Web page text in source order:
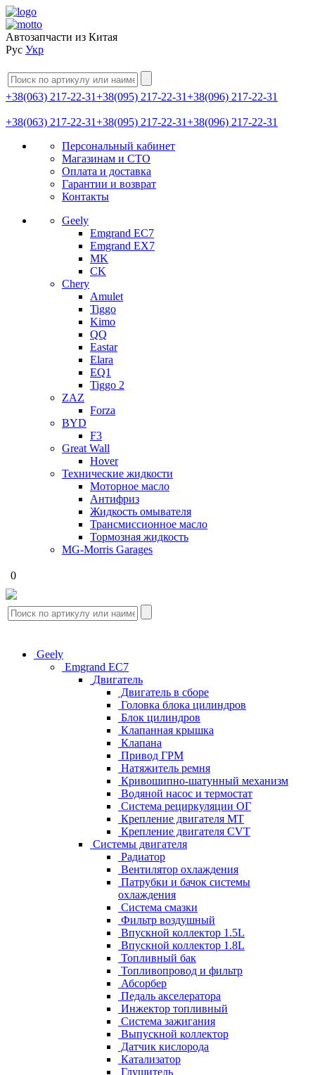
Автозапчасти из Китая
Рус Укр
+38(063) 217-22-31+38(095) 217-22-31+38(096) 217-22-31
+38(063) 217-22-31+38(095) 217-22-31+38(096) 217-22-31
Персональный кабинет
Магазинам и СТО
Оплата и доставка
Гарантии и возврат
Контакты
Geely
Emgrand EC7
Emgrand EX7
MK
CK
Chery
Amulet
Tiggo
Kimo
QQ
Eastar
Elara
EQ1
Tiggo 2
ZAZ
Forza
BYD
F3
Great Wall
Hover
Технические жидкости
Моторное масло
Антифриз
Жидкость омывателя
Трансмиссионное масло
Тормозная жидкость
MG-Morris Garages
0
Geely
Emgrand EC7
Двигатель
Двигатель в сборе
Головка блока цилиндров
Блок цилиндров
Клапанная крышка
Клапана
Привод ГРМ
Натяжитель ремня
Кривошипно-шатунный механизм
Водяной насос и термостат
Система рециркуляции ОГ
Крепление двигателя MT
Крепление двигателя CVT
Системы двигателя
Радиатор
Вентилятор охлаждения
Патрубки и бачок системы
охлаждения
Система смазки
Фильтр воздушный
Впускной коллектор 1.5L
Впускной коллектор 1.8L
Топливный бак
Топливопровод и фильтр
Абсорбер
Педаль акселератора
Инжектор топливный
Система зажигания
Выпускной коллектор
Датчик кислорода
Катализатор
Глушитель